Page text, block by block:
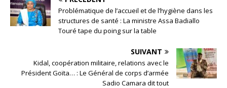
Problématique de l’accueil et de l’hygiène dans les
structures de santé : La ministre Assa Badiallo
Touré tape du poing sur la table
SUIVANT
Kidal, coopération militaire, relations avec le
Président Goïta… : Le Général de corps d’armée
Sadio Camara dit tout